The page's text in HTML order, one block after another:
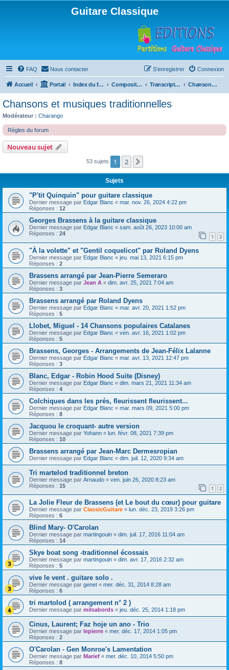
Guitare Classique
FAQ Nous contacter Connexion
S’enregistrer
Accueil Portail Index du forum Compositions Transcriptions et arrangements Chansons et musiques traditionnelles
Chansons et musiques traditionnelles
Modérateur : Charango
Règles du forum
Nouveau sujet
53 sujets 1 2
Sujets
"P'tit Quinquin" pour guitare classique
Dernier message par Edgar Blanc « mar. nov. 26, 2024 4:22 pm
Réponses : 12
Georges Brassens à la guitare classique
Dernier message par Edgar Blanc « sam. août 26, 2023 10:00 am
Réponses : 24 1 2
"À la volette" et "Gentil coquelicot" par Roland Dyens
Dernier message par Edgar Blanc « jeu. mai 13, 2021 6:15 pm
Réponses : 2
Brassens arrangé par Jean-Pierre Semeraro
Dernier message par Jean A « dim. avr. 25, 2021 7:04 am
Réponses : 3
Brassens arrangé par Roland Dyens
Dernier message par Edgar Blanc « mar. avr. 20, 2021 1:52 pm
Réponses : 5
Llobet, Miguel - 14 Chansons populaires Catalanes
Dernier message par Edgar Blanc « ven. avr. 16, 2021 1:02 pm
Réponses : 5
Brassens, Georges - Arrangements de Jean-Félix Lalanne
Dernier message par Edgar Blanc « mar. avr. 13, 2021 12:47 pm
Réponses : 3
Blanc, Edgar - Robin Hood Suite (Disney)
Dernier message par Edgar Blanc « dim. mars 21, 2021 11:34 am
Réponses : 4
Colchiques dans les prés, fleurissent fleurissent...
Dernier message par Edgar Blanc « mar. mars 09, 2021 5:00 pm
Réponses : 8
Jacquou le croquant- autre version
Dernier message par Yohann « lun. févr. 08, 2021 7:39 pm
Réponses : 10
Brassens arrangé par Jean-Marc Dermesropian
Dernier message par Edgar Blanc « dim. juil. 12, 2020 9:34 am
Tri martelod traditionnel breton
Dernier message par Arnaudo « ven. juin 26, 2020 8:23 am
Réponses : 15 1 2
La Jolie Fleur de Brassens (et Le bout du cœur) pour guitare
Dernier message par ClassicGuitare « lun. déc. 23, 2019 3:26 pm
Réponses : 6
Blind Mary- O'Carolan
Dernier message par martingouin « dim. juil. 17, 2016 11:04 am
Réponses : 14
Skye boat song -traditionnel écossais
Dernier message par martingouin « dim. avr. 17, 2016 2:32 am
Réponses : 5
vive le vent . guitare solo .
Dernier message par genet « mer. déc. 31, 2014 8:28 am
Réponses : 6
tri martolod ( arrangement n° 2 )
Dernier message par milsabords « jeu. déc. 25, 2014 1:18 pm
Cinus, Laurent; Faz hoje un ano - Trio
Dernier message par lepierre « mer. déc. 17, 2014 1:05 pm
Réponses : 2
O'Carolan - Gen Monroe's Lamentation
Dernier message par Marief « mer. déc. 10, 2014 5:50 pm
Réponses : 8